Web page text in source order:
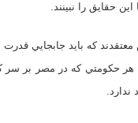
حقايق را نبينند.
كه بايد جابجايي
هر حكومتي كه در مصر بر سر
ندارد.